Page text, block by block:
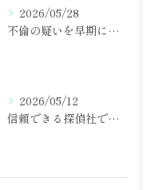
2026/05/28
不倫の疑いを早期に見抜くための相談の重要性
2026/05/12
信頼できる探偵社で不倫調査を始める第一歩